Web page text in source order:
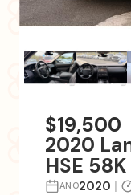
$19,500
2020
HSE
ANO2020 |